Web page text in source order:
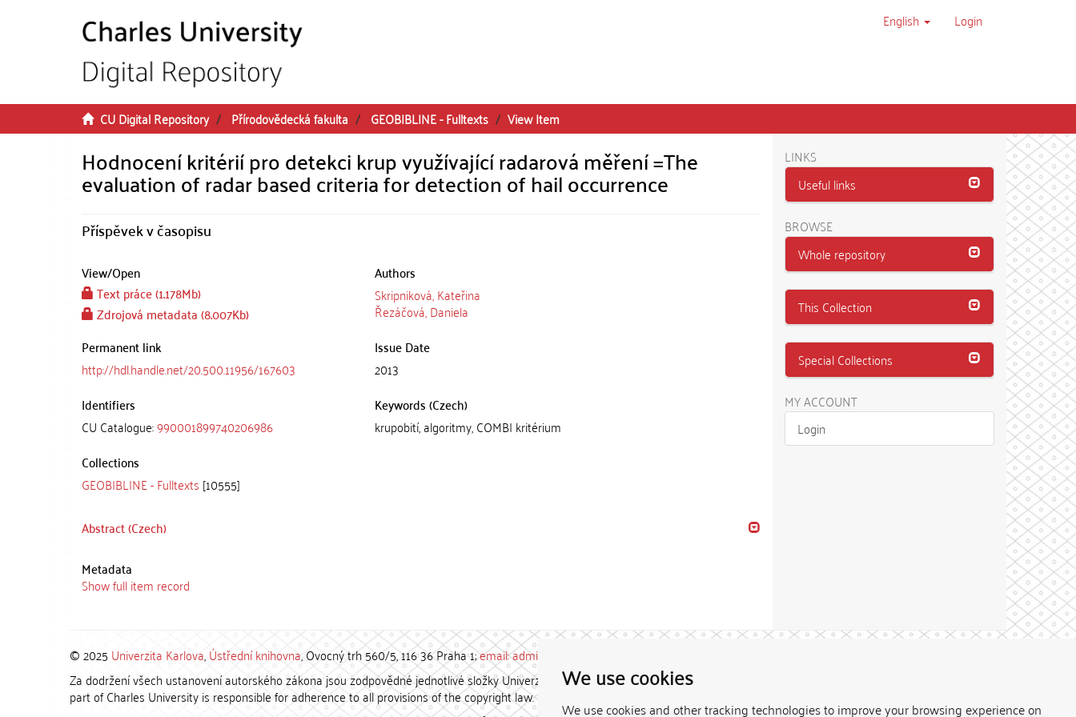
We use cookies
We use cookies and other tracking technologies to improve your browsing experience on
English Login
CU Digital Repository Přírodovědecká fakulta GEOBIBLINE - Fulltexts View Item
Hodnocení kritérií pro detekci krup využívající radarová měření =The
evaluation of radar based criteria for detection of hail occurrence
Příspěvek v časopisu
View/Open
Text práce (1.178Mb)
Zdrojová metadata (8.007Kb)
Permanent link
http://hdl.handle.net/20.500.11956/167603
Identifiers
CU Catalogue:990001899740206986
Collections
GEOBIBLINE - Fulltexts [10555]
Authors
Skripniková, Kateřina
Řezáčová, Daniela
Issue Date
2013
Keywords (Czech)
krupobití, algoritmy, COMBI kritérium
Abstract (Czech)
Metadata
Show full item record
LINKS
Useful links
BROWSE
Whole repository
This Collection
Special Collections
MY ACCOUNT
Login
© 2025 Univerzita Karlova,Ústřední knihovna, Ovocný trh 560/5, 116 36 Praha 1;email: admin-repozitar [at] cuni.cz
Za dodržení všech ustanovení autorského zákona jsou zodpovědné jednotlivé složky Univerzity Karlovy. / Each constituent
part of Charles University is responsible for adherence to all provisions of the copyright law.